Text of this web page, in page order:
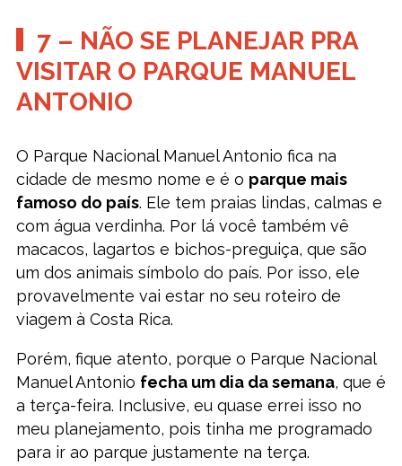
7 – NÃO SE PLANEJAR PRA
VISITAR O PARQUE MANUEL
ANTONIO
O Parque Nacional Manuel Antonio fica na
cidade de mesmo nome e é o parque mais
famoso do país. Ele tem praias lindas, calmas e
com água verdinha. Por lá você também vê
macacos, lagartos e bichos-preguiça, que são
um dos animais símbolo do país. Por isso, ele
provavelmente vai estar no seu roteiro de
viagem à Costa Rica.
Porém, fique atento, porque o Parque Nacional
Manuel Antonio fecha um dia da semana, que é
a terça-feira. Inclusive, eu quase errei isso no
meu planejamento, pois tinha me programado
para ir ao parque justamente na terça.